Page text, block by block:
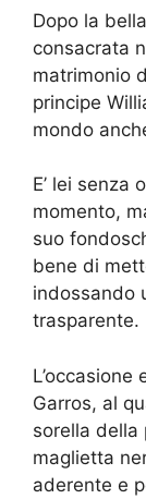
Dopo la
consacrata
matrimonio
principe
mondo
E’ lei senza
momento,
suo
bene di
indossando
trasparente.
Garros, al
sorella della
maglietta
aderente e